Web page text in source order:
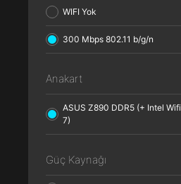
WIFI Yok
300 Mbps 802.11 b/g/n
Anakart
ASUS Z890 DDR5 (+ Intel Wifi
7)
Güç Kaynağı